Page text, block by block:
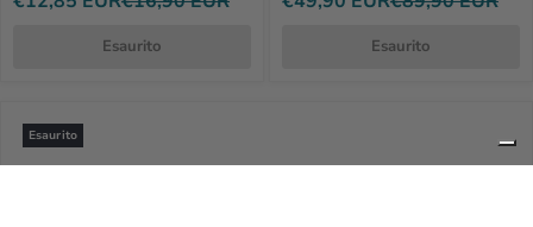
Esaurito Esaurito
Esaurito